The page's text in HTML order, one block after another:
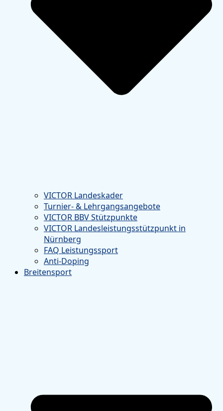
VICTOR Landeskader
Turnier- & Lehrgangsangebote
VICTOR BBV Stützpunkte
VICTOR Landesleistungsstützpunkt in
Nürnberg
FAQ Leistungssport
Anti-Doping
Breitensport